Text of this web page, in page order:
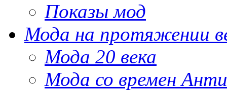
Показы мод
Мода на протяжении
Мода 20 века
Мода со времен